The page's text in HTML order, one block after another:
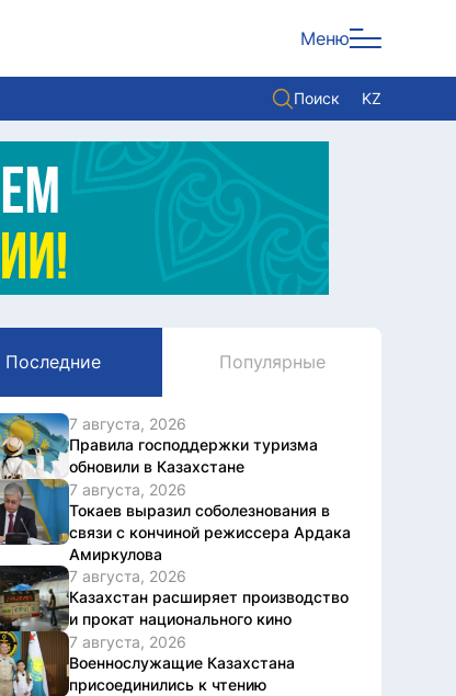
Меню
Поиск KZ
Политика
Экономика
Культура
Служба Комплаенс
Служу стране
Последние Популярные
7 августа, 2026
Правила господдержки туризма
обновили в Казахстане
7 августа, 2026
Токаев выразил соболезнования в
связи с кончиной режиссера Ардака
Амиркулова
7 августа, 2026
Казахстан расширяет производство
и прокат национального кино
7 августа, 2026
Военнослужащие Казахстана
присоединились к чтению